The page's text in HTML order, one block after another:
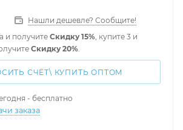
Нашли дешевле? Сообщите!
и получите Скидку 15%, купите 3 и
Скидку 20%.
СЧЁТ\ КУПИТЬ ОПТОМ
- бесплатно
заказа